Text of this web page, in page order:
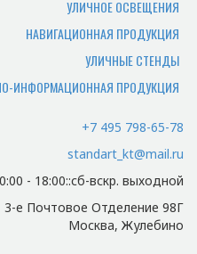
нужны
и
УЛИЧНОЕ ОСВЕЩЕНИЯ
НАВИГАЦИОННАЯ ПРОДУКЦИЯ
УЛИЧНЫЕ СТЕНДЫ
ИНФОРМАЦИОННАЯ ПРОДУКЦИЯ
+7 495 798-65-78
standart_kt@mail.ru
- 18:00::сб-вскр. выходной
3-е Почтовое Отделение 98Г
Москва, Жулебино